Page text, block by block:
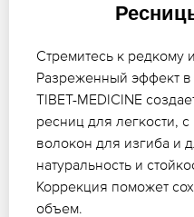
Стремитесь к редкому
Разреженный эффект
TIBET-MEDICINE
ресниц для легкости,
волокон для изгиба и
натуральность и
Коррекция поможет
объем.